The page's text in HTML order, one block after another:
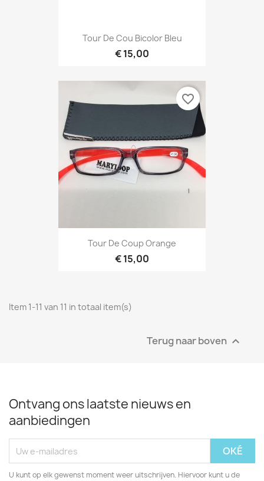
Tour De Cou Bicolor Bleu
€ 15,00
Tour De Coup Orange
€ 15,00
favorite_border
Item 1-11 van 11 in totaal item(s)
Terug naar boven 
Ontvang ons laatste nieuws en
aanbiedingen
U kunt op elk gewenst moment weer uitschrijven. Hiervoor kunt u de